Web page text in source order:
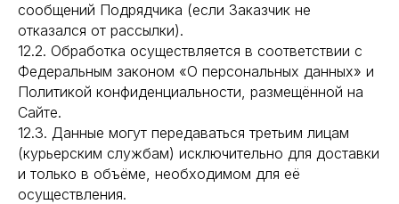
сообщений Подрядчика (если Заказчик не
отказался от рассылки).
12.2. Обработка осуществляется в соответствии с
Федеральным законом «О персональных данных» и
Политикой конфиденциальности, размещённой на
Сайте.
12.3. Данные могут передаваться третьим лицам
(курьерским службам) исключительно для доставки
и только в объёме, необходимом для её
осуществления.